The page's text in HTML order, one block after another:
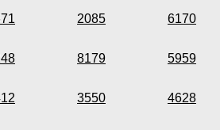
2085 6170
8179 5959
3550 4628